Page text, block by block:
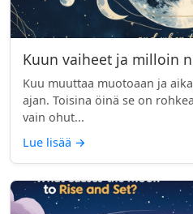
Kuun vaiheet ja milloin
Kuu muuttaa muotoaan ja
ajan. Toisina öinä se on
vain ohut...
Lue lisää →